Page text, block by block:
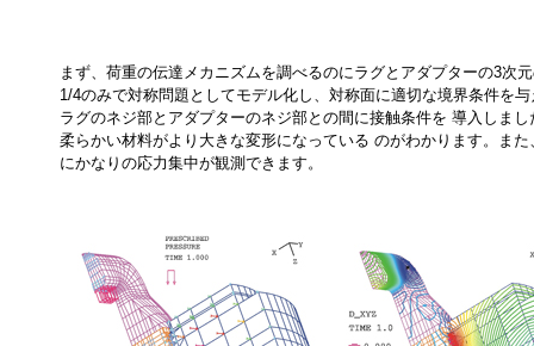
まず、荷重の伝達メカニズムを調べるのにラグとアダプターの3次
1/4のみで対称問題としてモデル化し、対称面に適切な境界条件
ラグのネジ部とアダプターのネジ部との間に接触条件を 導入しま
柔らかい材料がより大きな変形になっている のがわかります。ま
にかなりの応力集中が観測できます。